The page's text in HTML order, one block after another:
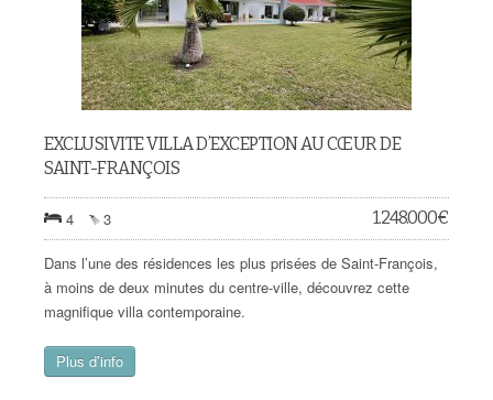
EXCLUSIVITE VILLA D’EXCEPTION AU CŒUR DE
SAINT-FRANÇOIS
4 3 1.248.000€
Dans l’une des résidences les plus prisées de Saint-François,
à moins de deux minutes du centre-ville, découvrez cette
magnifique villa contemporaine.
Plus d’info